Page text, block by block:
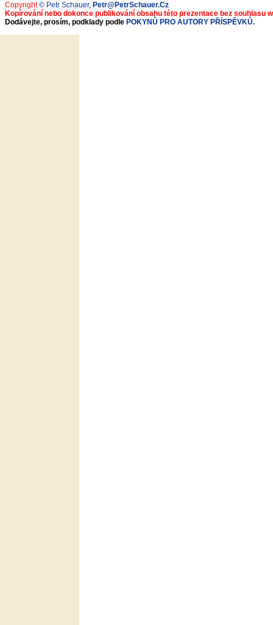
Copyright© Petr Schauer, Petr@PetrSchauer.Cz
Kopírování nebo dokonce publikování obsahu této prezentace bez souhlasu
Dodávejte, prosím, podklady podle POKYNŮ PRO AUTORY PŘÍSPĚVKŮ.